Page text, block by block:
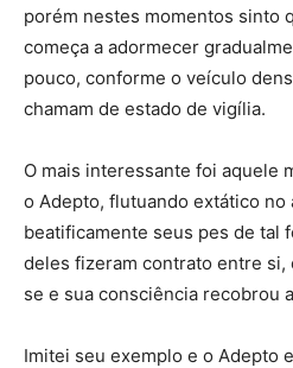
porém nestes momentos sinto
começa a adormecer
pouco, conforme o veículo
chamam de estado de vigília.
O mais interessante foi aquele
o Adepto, flutuando extático
beatificamente seus pes de tal
deles fizeram contrato entre
se e sua consciência recobrou
Imitei seu exemplo e o Adepto